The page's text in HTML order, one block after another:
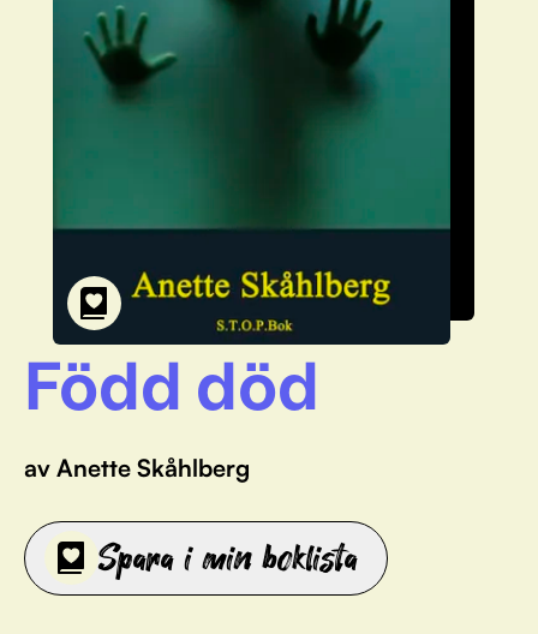
Född död
av Anette Skåhlberg
Spara i min boklista